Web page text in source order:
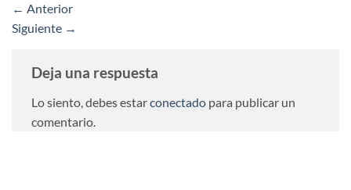
← Anterior
Siguiente →
Deja una respuesta
Lo siento, debes estarconectado para publicar un
comentario.